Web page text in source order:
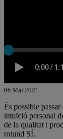
06 Mai 2021
És possible
intuïció personal
de la qualitat i
rotund SÍ.